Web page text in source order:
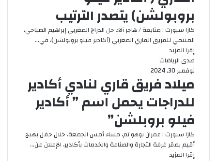
بروبولشن) يتصدر الترتيب
كازا سبورت : متابعة / هاجر آلاء حل الدراج المغربي إبراهيم الصباحي،
المنتمي للفريق القاري المغربي (أكادير فيلو بروبولشن)، في…
إقرا المزيد
صدى الرياضات
نوفمبر 30, 2024
ميلاد فريق قاري لنادي أكادير
للدراجات يحمل اسم ” أكادير
فيلو بروبلشن”
كازا سبورت : عمران بوهو تم، مساء أمس الجمعة، خلال حفل بهيج
أقيم بمقر غرفة التجارة والصناعة والخدمات بأكادير، الإعلان عن…
إقرا المزيد